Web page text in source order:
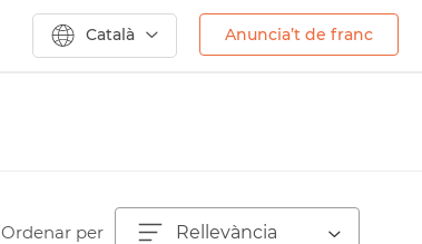
Català Anuncia’t de franc
Ordenar per Rellevància